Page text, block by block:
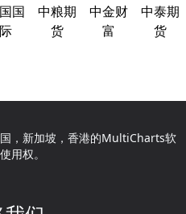
国
际
中粮期
货
中金财
富
中泰期
货
，新加坡，香港的MultiCharts软
用权。